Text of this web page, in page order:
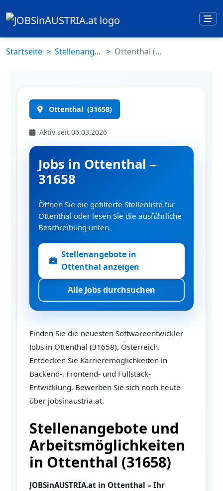
Startseite Stellenangebote Ottenthal (31658)
Ottenthal (31658)
Aktiv seit 06.03.2026
Jobs in Ottenthal –
31658
Öffnen Sie die gefilterte Stellenliste für
Ottenthal oder lesen Sie die ausführliche
Beschreibung unten.
Stellenangebote in
Ottenthal anzeigen
Alle Jobs durchsuchen
Finden Sie die neuesten Softwareentwickler
Jobs in Ottenthal (31658), Österreich.
Entdecken Sie Karrieremöglichkeiten in
Backend-, Frontend- und Fullstack-
Entwicklung. Bewerben Sie sich noch heute
über jobsinaustria.at.
Stellenangebote und
Arbeitsmöglichkeiten
in Ottenthal (31658)
JOBSinAUSTRIA.at in Ottenthal – Ihr